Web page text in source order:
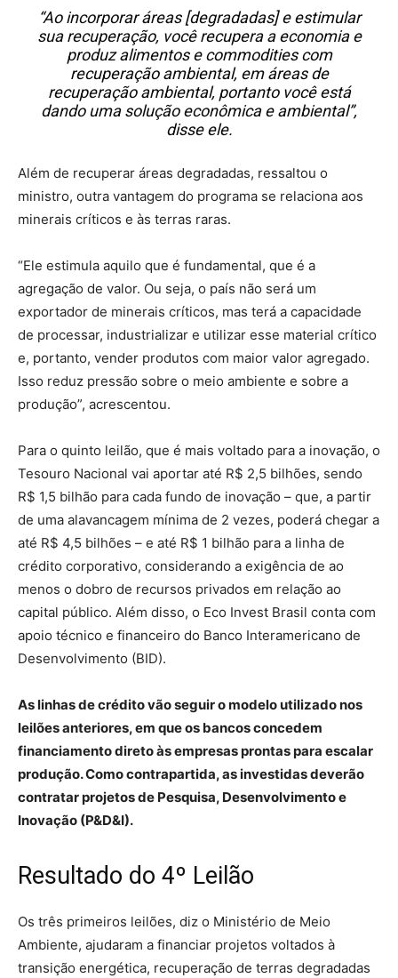
“Ao incorporar áreas [degradadas] e estimular
sua recuperação, você recupera a economia e
produz alimentos e commodities com
recuperação ambiental, em áreas de
recuperação ambiental, portanto você está
dando uma solução econômica e ambiental”,
disse ele.
Além de recuperar áreas degradadas, ressaltou o
ministro, outra vantagem do programa se relaciona aos
minerais críticos e às terras raras.
“Ele estimula aquilo que é fundamental, que é a
agregação de valor. Ou seja, o país não será um
exportador de minerais críticos, mas terá a capacidade
de processar, industrializar e utilizar esse material crítico
e, portanto, vender produtos com maior valor agregado.
Isso reduz pressão sobre o meio ambiente e sobre a
produção”, acrescentou.
Para o quinto leilão, que é mais voltado para a inovação, o
Tesouro Nacional vai aportar até R$ 2,5 bilhões, sendo
R$ 1,5 bilhão para cada fundo de inovação – que, a partir
de uma alavancagem mínima de 2 vezes, poderá chegar a
até R$ 4,5 bilhões – e até R$ 1 bilhão para a linha de
crédito corporativo, considerando a exigência de ao
menos o dobro de recursos privados em relação ao
capital público. Além disso, o Eco Invest Brasil conta com
apoio técnico e financeiro do Banco Interamericano de
Desenvolvimento (BID).
As linhas de crédito vão seguir o modelo utilizado nos
leilões anteriores, em que os bancos concedem
financiamento direto às empresas prontas para escalar
produção. Como contrapartida, as investidas deverão
contratar projetos de Pesquisa, Desenvolvimento e
Inovação (P&D&I).
Resultado do 4º Leilão
Os três primeiros leilões, diz o Ministério de Meio
Ambiente, ajudaram a financiar projetos voltados à
transição energética, recuperação de terras degradadas